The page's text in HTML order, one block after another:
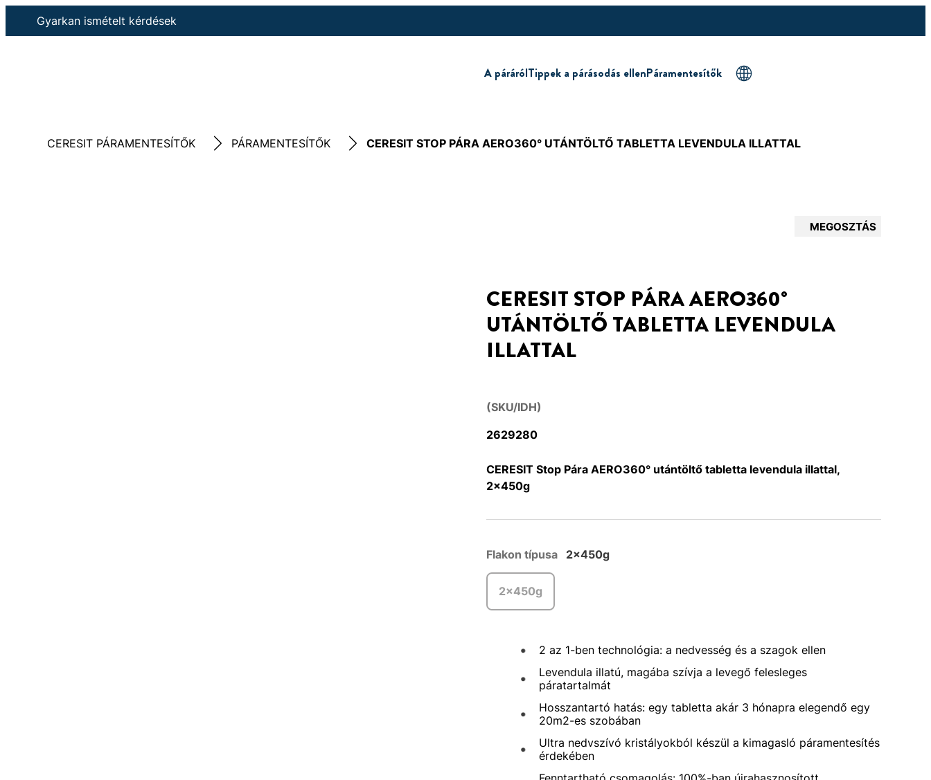
Gyarkan ismételt kérdések
A párárólTippek a párásodás ellenPáramentesítők
CERESIT PÁRAMENTESÍTŐK PÁRAMENTESÍTŐK CERESIT STOP PÁRA AERO360° UTÁNTÖLTŐ TABLETTA LEVENDULA ILLATTAL
MEGOSZTÁS
CERESIT STOP PÁRA AERO360°
UTÁNTÖLTŐ TABLETTA LEVENDULA
ILLATTAL
(SKU/IDH)
2629280
CERESIT Stop Pára AERO360° utántöltő tabletta levendula illattal,
2x450g
Flakon típusa 2x450g
2x450g
2 az 1-ben technológia: a nedvesség és a szagok ellen
Levendula illatú, magába szívja a levegő felesleges
páratartalmát
Hosszantartó hatás: egy tabletta akár 3 hónapra elegendő egy
20m2-es szobában
Ultra nedvszívó kristályokból készül a kimagasló páramentesítés
érdekében